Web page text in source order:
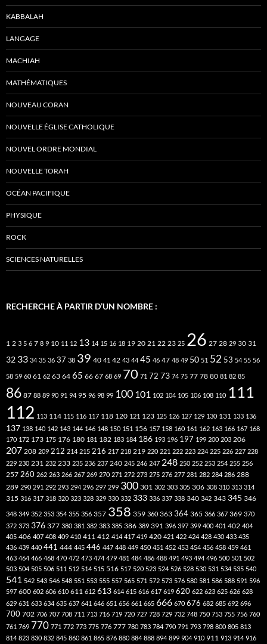
KABBALAH
LANGAGE
MACHIAH
MATHÉMATIQUES
NOUVEAU CORAN
NOUVELLE ÉGLISE CATHOLIQUE
NOUVEL ORDRE MONDIAL
NOUVELLE TORAH
OCÉAN PACIFIQUE
PHYSIQUE
ROCK
SCIENCES NATURELLES
RECHERCHE À PARTIR D’UN NOMBRE :
1 2 3 5 6 7 8 9 10 11 12 13 14 15 16 18 19 20 21 22 23 25 26 27 28 29 30 31
32 33 34 35 36 37 38 39 40 41 42 43 44 45 46 47 48 49 50 51 52 53 54 55 56
58 59 60 61 62 63 64 65 66 67 68 69 70 71 72 73 74 75 77 78 80 81 82 85
86 87 88 89 90 91 94 95 96 98 99 100 101 102 104 105 106 108 110 111
112 113 114 115 116 117 118 120 121 123 125 126 127 129 130 131 133 136
137 138 140 142 143 144 146 148 150 151 156 157 158 160 161 162 163 166 167 168
170 172 173 175 176 180 181 182 183 184 186 193 196 197 199 200 203 206
207 208 209 212 214 215 216 217 218 219 220 221 222 223 224 225 226 227 228
229 230 231 232 233 235 236 237 240 245 246 247 248 250 252 253 254 255 256
257 260 262 263 266 267 269 270 271 272 273 275 276 277 281 282 284 286 288
289 290 291 292 293 294 296 297 299 300 301 302 303 305 306 308 310 313 314
315 316 317 318 320 323 328 329 330 332 333 336 337 338 340 342 343 345 346
348 349 352 353 354 355 356 357 358 359 360 363 364 365 366 367 369 370
372 373 376 377 380 381 382 383 385 386 389 391 396 397 399 400 401 402 404
405 406 407 408 409 410 411 412 414 417 419 420 421 422 424 428 430 433 435
436 439 440 441 444 445 446 447 448 449 450 451 452 453 454 456 458 459 461
463 464 466 468 470 472 473 474 479 481 484 486 488 491 493 494 496 500 501 502
503 504 505 506 511 512 514 515 516 517 520 523 524 526 528 530 531 534 535 540
541 542 543 546 548 551 553 555 557 565 571 572 573 576 580 581 586 588 591 596
597 600 602 606 610 611 612 613 614 615 616 617 619 620 622 623 625 626 628
629 631 633 634 635 637 641 646 651 656 661 665 666 670 676 682 685 692 696
700 702 706 707 708 711 713 716 719 720 727 728 729 732 748 750 753 755 756 760
761 769 770 771 772 773 775 776 777 780 783 784 790 791 793 798 800 805 813
814 823 830 832 845 860 861 865 876 880 884 888 894 899 904 910 911 913 914 916